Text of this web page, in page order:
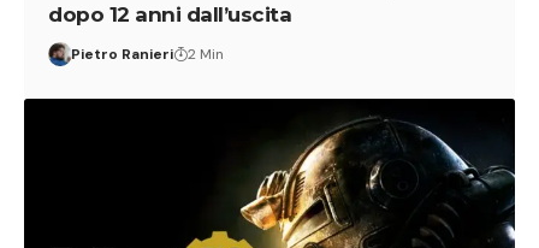
dopo 12 anni dall’uscita
Pietro Ranieri 2 Min